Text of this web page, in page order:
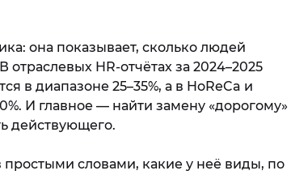
она показывает, сколько людей
HR-отчётах за 2024–2025
в диапазоне 25–35%, а в HoReCa и
И главное — найти замену «дорогому»
действующего.
простыми словами, какие у неё виды, по